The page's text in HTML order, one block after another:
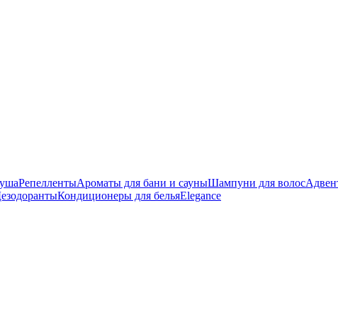
РепеллентыАроматы для бани и сауныШампуни для волос
Кондиционеры для бельяElegance